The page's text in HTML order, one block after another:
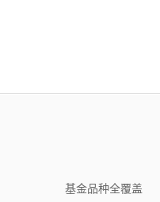
基金品种全覆盖